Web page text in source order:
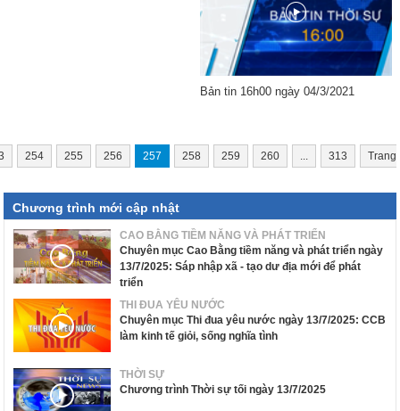
Bản tin 16h00 ngày 04/3/2021
254 255 256 257 258 259 260 ... 313 Trang
Chương trình mới cập nhật
CAO BẰNG TIỀM NĂNG VÀ PHÁT TRIỂN
Chuyên mục Cao Bằng tiềm năng và phát triển ngày
13/7/2025: Sáp nhập xã - tạo dư địa mới để phát
triển
THI ĐUA YÊU NƯỚC
Chuyên mục Thi đua yêu nước ngày 13/7/2025: CCB
làm kinh tế giỏi, sống nghĩa tình
THỜI SỰ
Chương trình Thời sự tối ngày 13/7/2025